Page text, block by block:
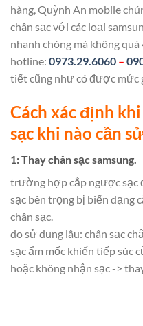
hàng, Quỳnh An mobile
chân sạc với các loại
nhanh chóng mà không
hotline: 0973.29.6060 –
tiết cũng như có được mức
Cách xác định
sạc khi nào cần
1: Thay chân sạc samsung.
trường hợp cắp ngược sạc
sạc bên trọng bị biến dạng
chân sạc.
do sử dụng lâu: chân sạc
sạc ẩm mốc khiến tiếp súc
hoặc không nhận sạc ->